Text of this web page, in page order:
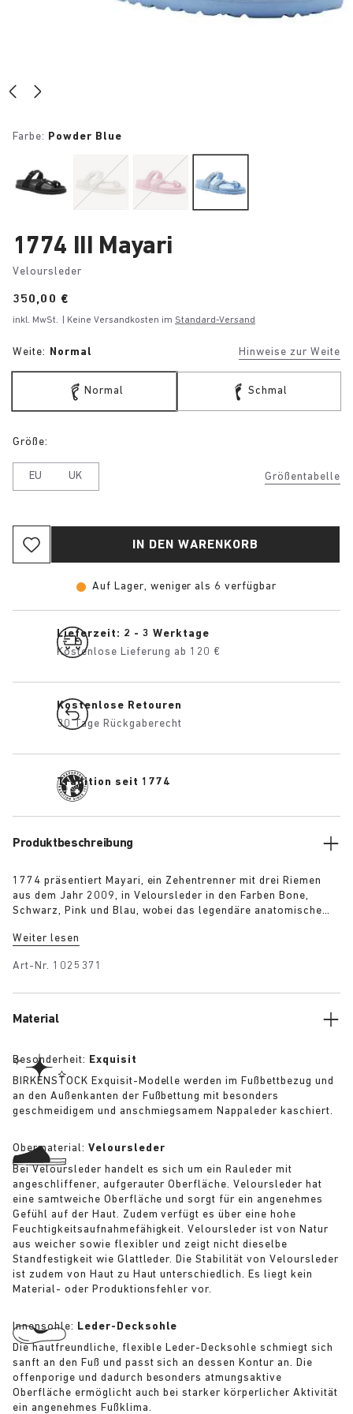
Farbe: Powder Blue
1774 III Mayari
Veloursleder
Price:
350,00 €
inkl. MwSt. | Keine Versandkosten im Standard-Versand
Weite: Normal Hinweise zur Weite
Normal Schmal
Größentabelle
Größe:
EU UK
IN DEN WARENKORB
Auf Lager, weniger als 6 verfügbar
Lieferzeit: 2 - 3 Werktage
Kostenlose Lieferung ab 120 €
Kostenlose Retouren
30 Tage Rückgaberecht
Tradition seit 1774
Produktbeschreibung
1774 präsentiert Mayari, ein Zehentrenner mit drei Riemen
aus dem Jahr 2009, in Veloursleder in den Farben Bone,
Schwarz, Pink und Blau, wobei das legendäre anatomische
gleichermaßen praktisch und minimalistisch und verfügt über
verbesserten Halt und einen selbstbewussten Gang.
Weiter lesen
Art-Nr. 1025371
Material
Besonderheit: Exquisit
BIRKENSTOCK Exquisit-Modelle werden im Fußbettbezug und
an den Außenkanten der Fußbettung mit besonders
geschmeidigem und anschmiegsamem Nappaleder kaschiert.
Obermaterial: Veloursleder
Bei Veloursleder handelt es sich um ein Rauleder mit
angeschliffener, aufgerauter Oberfläche. Veloursleder hat
eine samtweiche Oberfläche und sorgt für ein angenehmes
Gefühl auf der Haut. Zudem verfügt es über eine hohe
Feuchtigkeitsaufnahmefähigkeit. Veloursleder ist von Natur
aus weicher sowie flexibler und zeigt nicht dieselbe
Standfestigkeit wie Glattleder. Die Stabilität von Veloursleder
ist zudem von Haut zu Haut unterschiedlich. Es liegt kein
Material- oder Produktionsfehler vor.
Innensohle: Leder-Decksohle
Die hautfreundliche, flexible Leder-Decksohle schmiegt sich
sanft an den Fuß und passt sich an dessen Kontur an. Die
offenporige und dadurch besonders atmungsaktive
Oberfläche ermöglicht auch bei starker körperlicher Aktivität
ein angenehmes Fußklima.